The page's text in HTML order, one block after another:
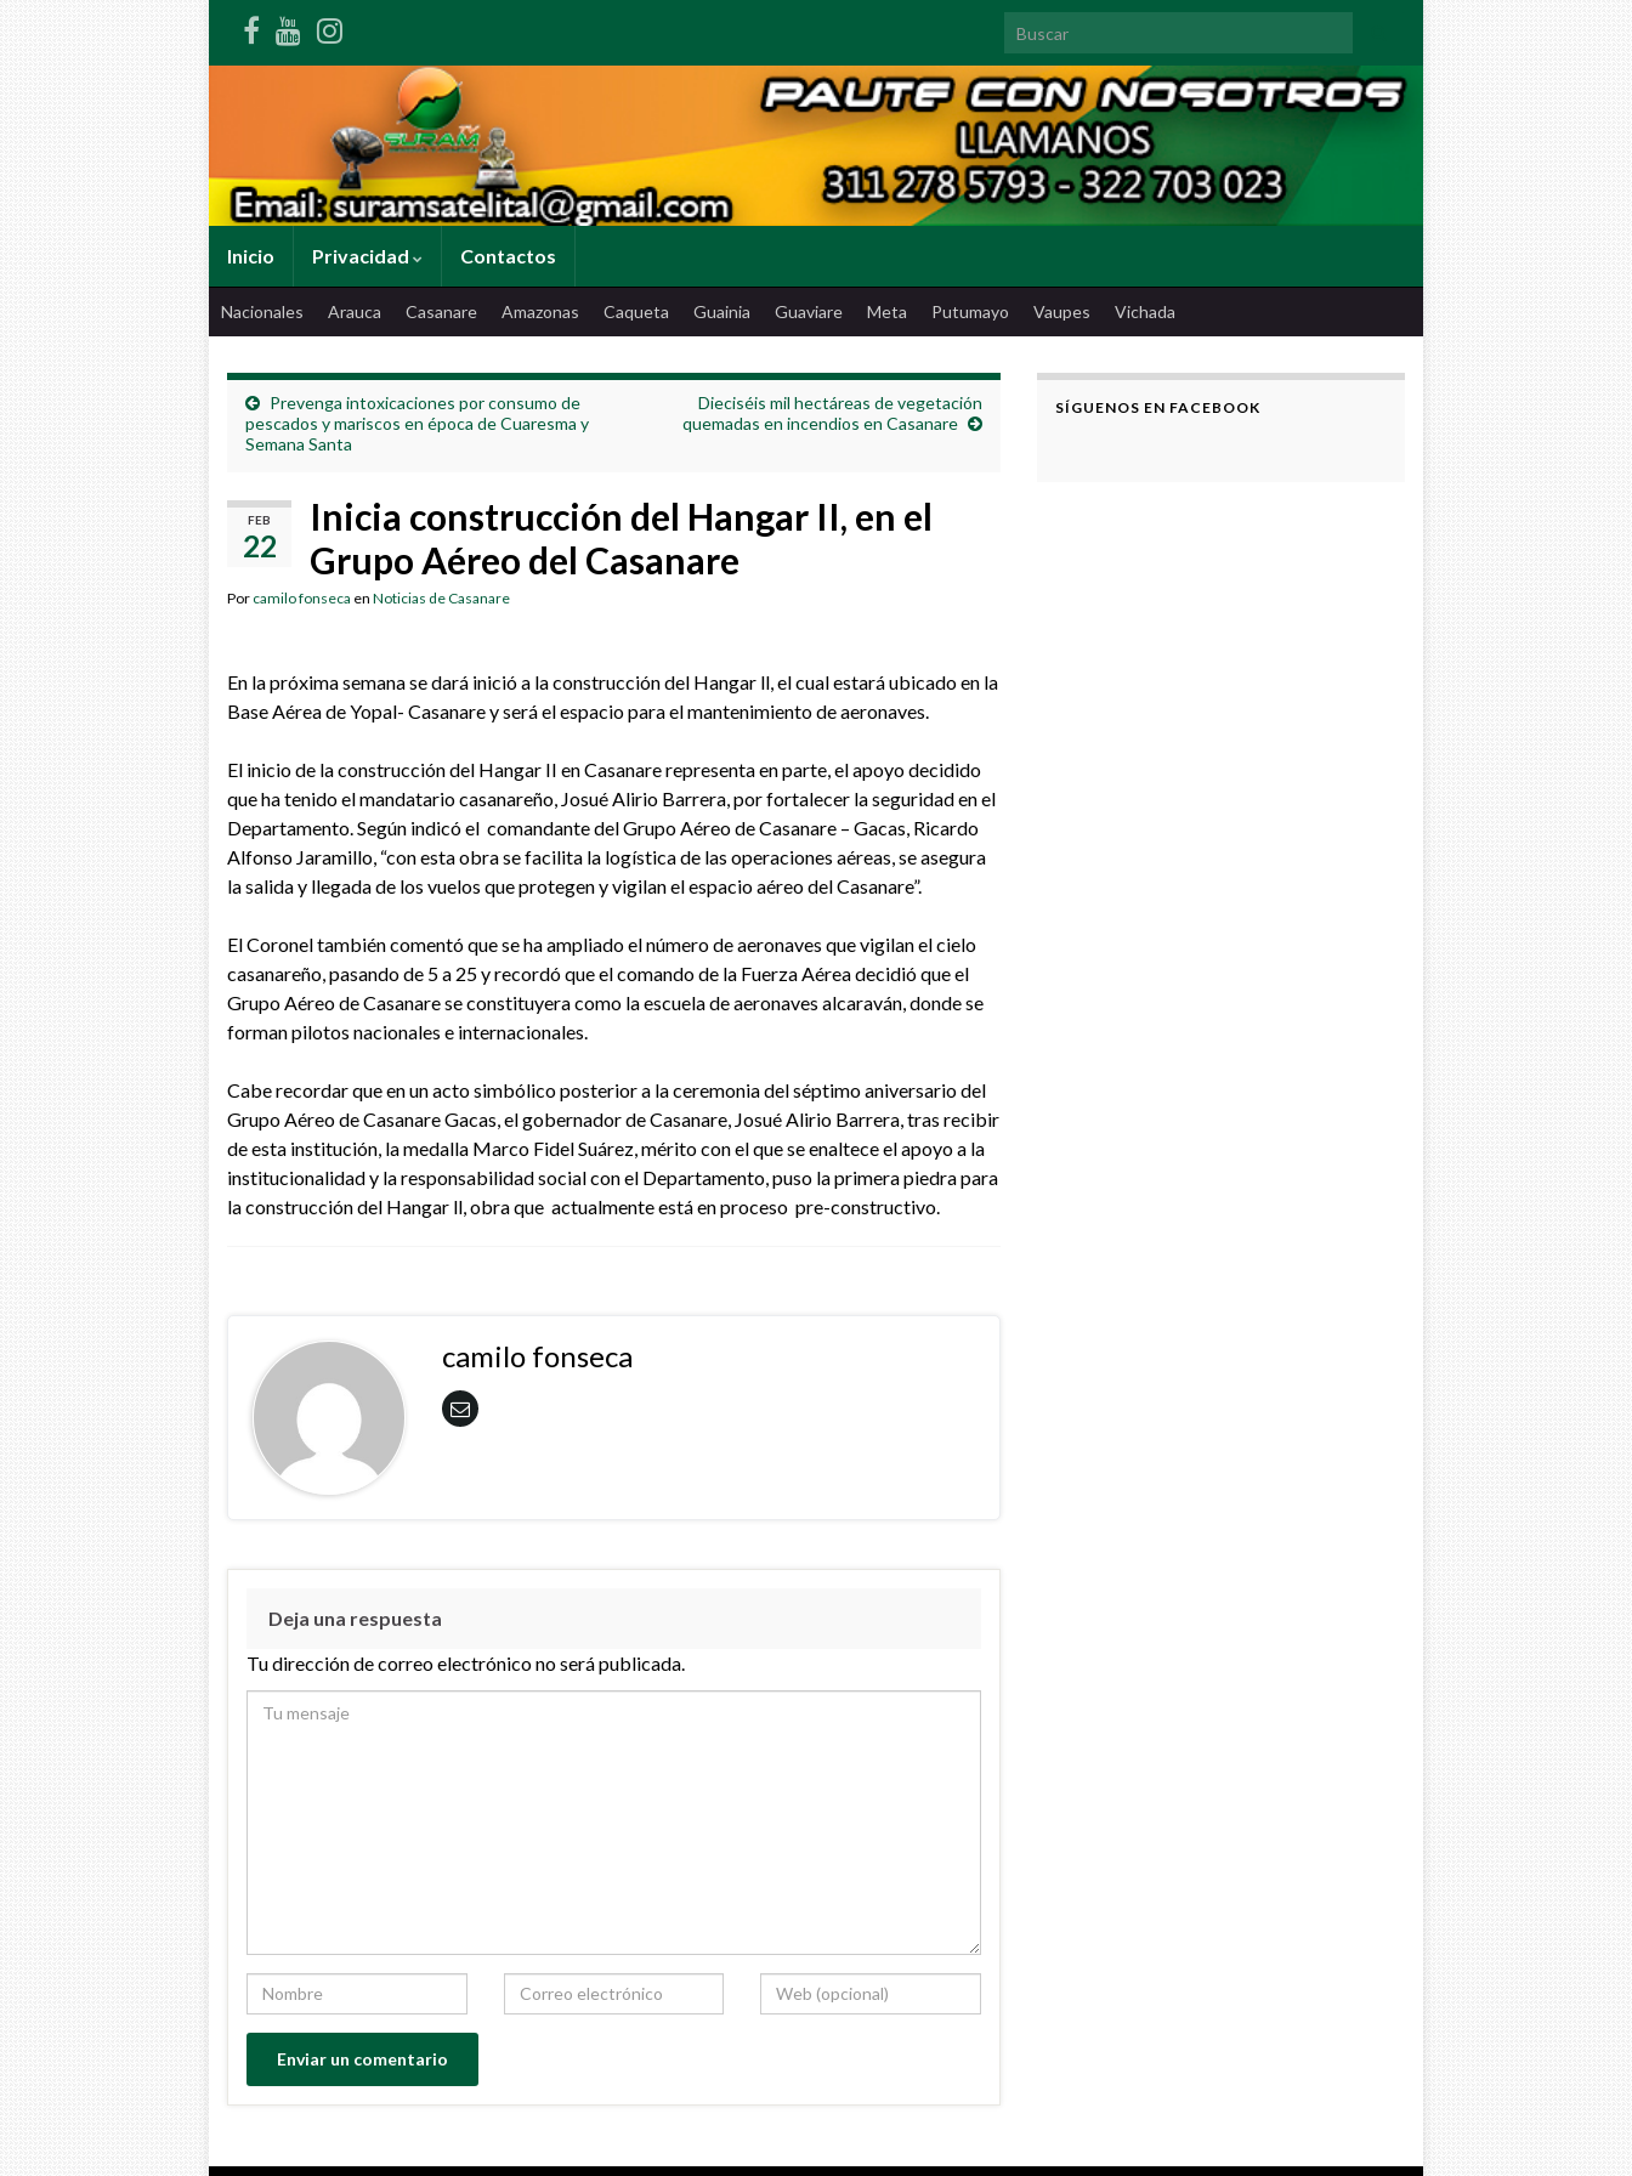
Search for:
Inicio Privacidad Contactos
Nacionales Arauca Casanare Amazonas Caqueta Guainia Guaviare Meta Putumayo Vaupes Vichada
Prevenga intoxicaciones por consumo de
pescados y mariscos en época de Cuaresma y
Semana Santa
Dieciséis mil hectáreas de vegetación
quemadas en incendios en Casanare
FEB
22
Inicia construcción del Hangar II, en el
Grupo Aéreo del Casanare
Por camilo fonseca en Noticias de Casanare
En la próxima semana se dará inició a la construcción del Hangar ll, el cual estará ubicado en la
Base Aérea de Yopal- Casanare y será el espacio para el mantenimiento de aeronaves.
El inicio de la construcción del Hangar II en Casanare representa en parte, el apoyo decidido
que ha tenido el mandatario casanareño, Josué Alirio Barrera, por fortalecer la seguridad en el
Departamento. Según indicó el comandante del Grupo Aéreo de Casanare – Gacas, Ricardo
Alfonso Jaramillo, “con esta obra se facilita la logística de las operaciones aéreas, se asegura
la salida y llegada de los vuelos que protegen y vigilan el espacio aéreo del Casanare”.
El Coronel también comentó que se ha ampliado el número de aeronaves que vigilan el cielo
casanareño, pasando de 5 a 25 y recordó que el comando de la Fuerza Aérea decidió que el
Grupo Aéreo de Casanare se constituyera como la escuela de aeronaves alcaraván, donde se
forman pilotos nacionales e internacionales.
Cabe recordar que en un acto simbólico posterior a la ceremonia del séptimo aniversario del
Grupo Aéreo de Casanare Gacas, el gobernador de Casanare, Josué Alirio Barrera, tras recibir
de esta institución, la medalla Marco Fidel Suárez, mérito con el que se enaltece el apoyo a la
institucionalidad y la responsabilidad social con el Departamento, puso la primera piedra para
la construcción del Hangar ll, obra que actualmente está en proceso pre-constructivo.
camilo fonseca
Deja una respuesta
Tu dirección de correo electrónico no será publicada.
SÍGUENOS EN FACEBOOK